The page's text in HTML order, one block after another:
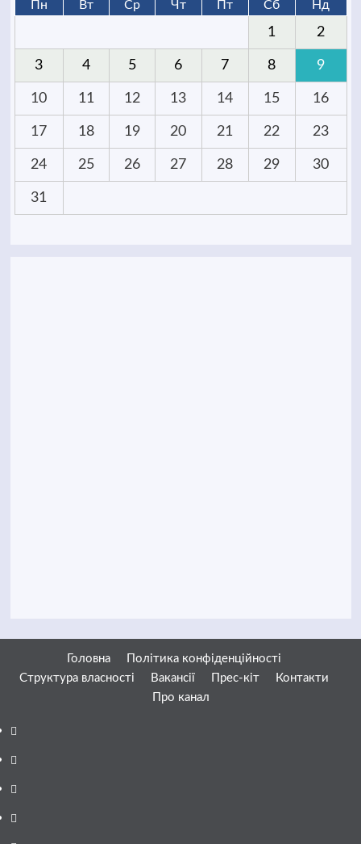
Пн Вт Ср Чт Пт Сб Нд
1 2
3 4 5 6 7 8 9
10 11 12 13 14 15 16
17 18 19 20 21 22 23
24 25 26 27 28 29 30
31
Головна
Політика конфіденційності
Структура власності
Вакансії Прес-кіт
Контакти
Про канал
Facebook
YouTube
Telegram
Instagram